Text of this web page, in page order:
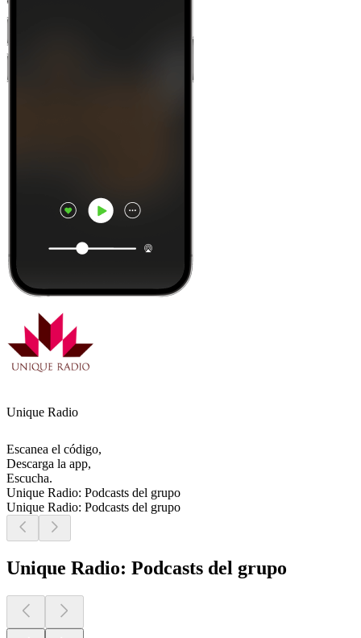
Unique Radio
Escanea el código,
Descarga la app,
Escucha.
Unique Radio: Podcasts del grupo
Unique Radio: Podcasts del grupo
Unique Radio: Podcasts del grupo